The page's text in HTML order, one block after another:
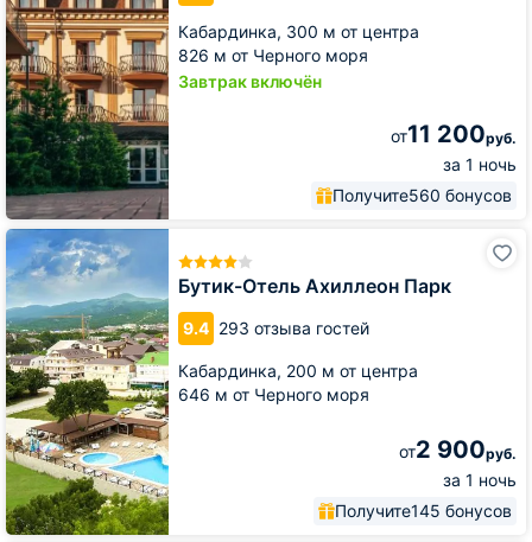
Кабардинка, 300 м от центра
826 м от Черного моря
Завтрак включён
от11 200руб.
за 1 ночь
Получите560 бонусов
Бутик-Отель Ахиллеон Парк
9.4 293 отзыва гостей
Кабардинка, 200 м от центра
646 м от Черного моря
от2 900руб.
за 1 ночь
Получите145 бонусов
Бутик-
Отель
Ахиллеон
Парк